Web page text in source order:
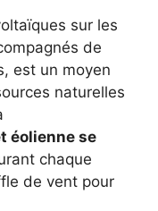
sur les
de
est un moyen
naturelles
éolienne se
chaque
de vent pour